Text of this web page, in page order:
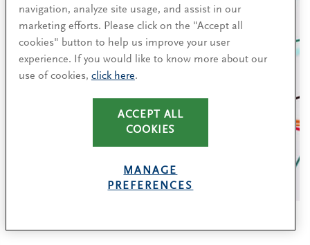
Nanotechnologie und
Softwarekomponenten ergänzen das
Portfolio. Die WITTENSTEIN Gruppe
(www.wittenstein.de) ist an 25
Standorten und in mehr als 45
Ländern in allen wichtigen
Technologie- und Absatzmärkten
navigation, analyze site usage, and assist in our
marketing efforts. Please click on the "Accept all
cookies" button to help us improve your user
experience. If you would like to know more about our
use of cookies, click here.
ACCEPT ALL
COOKIES
MANAGE
PREFERENCES